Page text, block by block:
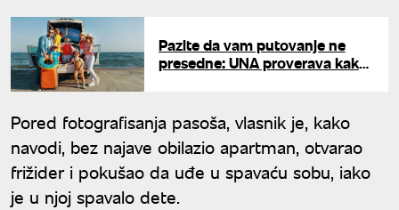
Pazite da vam putovanje ne
presedne: UNA proverava kako
Pored fotografisanja pasoša, vlasnik je, kako
navodi, bez najave obilazio apartman, otvarao
frižider i pokušao da uđe u spavaću sobu, iako
je u njoj spavalo dete.